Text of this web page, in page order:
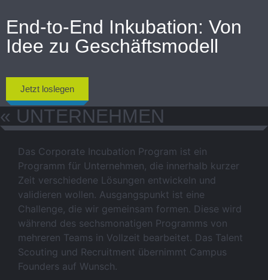
End-to-End Inkubation: Von
Idee zu Geschäftsmodell ​
Jetzt loslegen
« UNTERNEHMEN
Das Corporate Incubation Program ist ein
Programm für Unternehmen, die innerhalb kurzer
Zeit verschiedene Lösungen entwickeln und
validieren wollen. Ausgangspunkt ist eine
Challenge, die wir gemeinsam formen. Diese wird
während des sechsmonatigen Programms von
mehreren Teams in Vollzeit bearbeitet. Das Talent
Scouting und Recruitment übernimmt Campus
Founders auf Wunsch.